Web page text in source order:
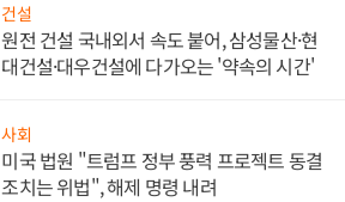
건설
원전 건설 국내외서 속도 붙어, 삼성물산·현
대건설·대우건설에 다가오는 '약속의 시간'
사회
미국 법원 "트럼프 정부 풍력 프로젝트 동결
조치는 위법", 해제 명령 내려